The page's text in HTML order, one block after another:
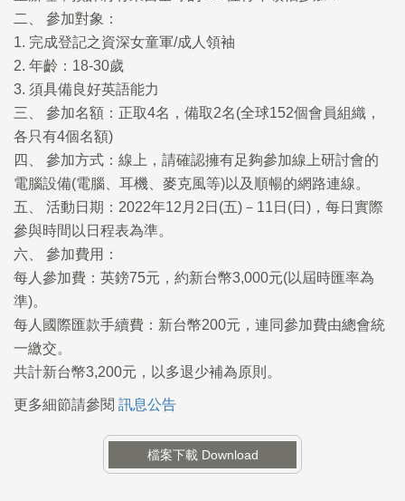
二、 參加對象：
1. 完成登記之資深女童軍/成人領袖
2. 年齡：18-30歲
3. 須具備良好英語能力
三、 參加名額：正取4名，備取2名(全球152個會員組織，
各只有4個名額)
四、 參加方式：線上，請確認擁有足夠參加線上研討會的
電腦設備(電腦、耳機、麥克風等)以及順暢的網路連線。
五、 活動日期：2022年12月2日(五)－11日(日)，每日實際
參與時間以日程表為準。
六、 參加費用：
每人參加費：英鎊75元，約新台幣3,000元(以屆時匯率為
準)。
每人國際匯款手續費：新台幣200元，連同參加費由總會統
一繳交。
共計新台幣3,200元，以多退少補為原則。
更多細節請參閱 訊息公告
檔案下載 Download